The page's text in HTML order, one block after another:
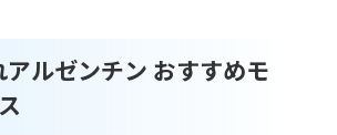
アルゼンチン おすすめモ